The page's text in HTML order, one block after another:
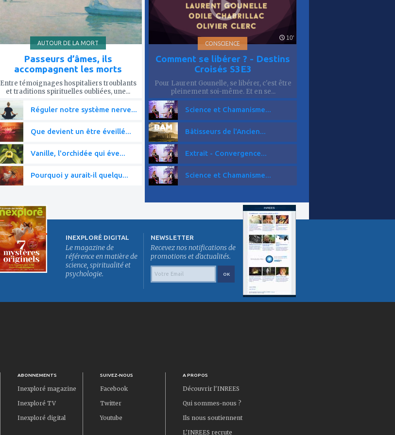
AUTOUR DE LA MORT
Passeurs d’âmes, ils
accompagnent les morts
Entre témoignages hospitaliers troublants
et traditions spirituelles oubliées, une...
Réguler notre système nerve...
Que devient un être éveillé...
Vanille, l'orchidée qui éve...
Pourquoi y aurait-il quelqu...
10'
CONSCIENCE
Comment se libérer ? - Destins
Croisés S3E3
Pour Laurent Gounelle, se libérer, c'est être
pleinement soi-même. Et en se...
Science et Chamanisme...
Bâtisseurs de l'Ancien...
Extrait - Convergence...
Science et Chamanisme...
INEXPLORÉ DIGITAL
Le magazine de
référence en matière de
science, spiritualité et
psychologie.
NEWSLETTER
Recevez nos notifications de
promotions et d'actualités.
ABONNEMENTS
Inexploré magazine
Inexploré TV
Inexploré digital
SUIVEZ-NOUS
Facebook
Twitter
Youtube
A PROPOS
Découvrir l'INREES
Qui sommes-nous ?
Ils nous soutiennent
L'INREES recrute